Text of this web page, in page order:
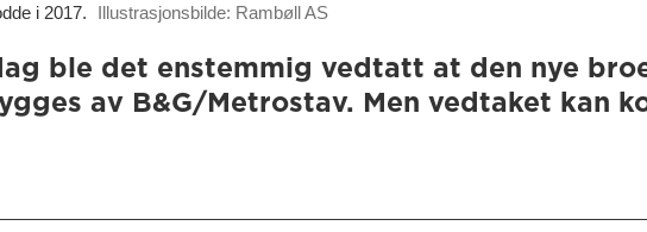
i 2017.
Illustrasjonsbilde: Rambøll AS
ble det enstemmig vedtatt at den nye
av B&G/Metrostav. Men vedtaket kan